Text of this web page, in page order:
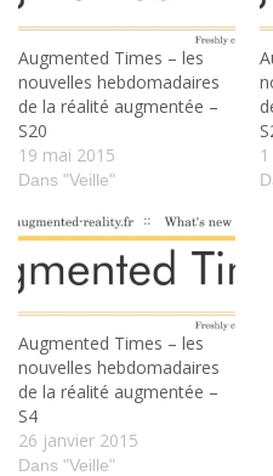
Augmented Times – les
nouvelles hebdomadaires
de la réalité augmentée –
S20
19 mai 2015
Dans "Veille"
Augmented Times – les
nouvelles hebdomadaires
de la réalité augmentée –
S4
26 janvier 2015
Dans "Veille"